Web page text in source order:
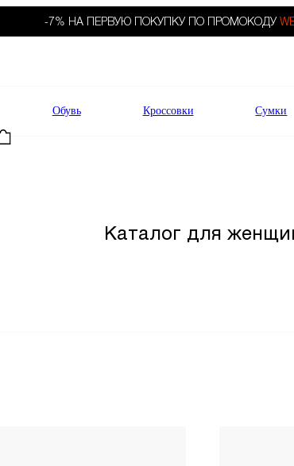
-7% НА ПЕРВУЮ ПОКУПКУ ПО ПРОМОКОДУ
Обувь Кроссовки Сумки
Каталог для